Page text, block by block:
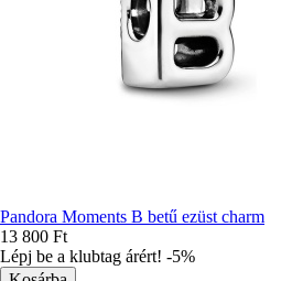
Pandora Moments B betű ezüst charm
13 800 Ft
Lépj be a klubtag árért! -5%